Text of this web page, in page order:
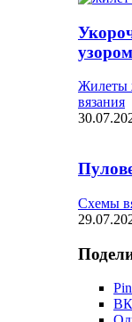
Жилеты
вязания
Схемы